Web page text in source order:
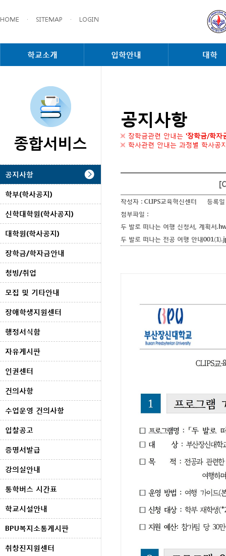
HOME · SITEMAP · LOGIN
학교소개 입학안내 대학
종합서비스
공지사항
학부(학사공지)
신학대학원(학사공지)
대학원(학사공지)
장학금/학자금안내
청빙/취업
모집 및 기타안내
장애학생지원센터
행정서식함
자유게시판
인권센터
건의사항
수업운영 건의사항
입찰공고
증명서발급
강의실안내
통학버스 시간표
학교시설안내
BPU복지소통게시판
취창진지원센터
공지사항
※ 장학금관련 안내는 '장학금/학자
※ 학사관련 안내는 과정별 학사공
작성자 : CLIPS교육혁신센터
등록
첨부파일 :
두 발로 떠나는 여행 신청서, 계획서
두 발로 떠나는 전공 여행 안내